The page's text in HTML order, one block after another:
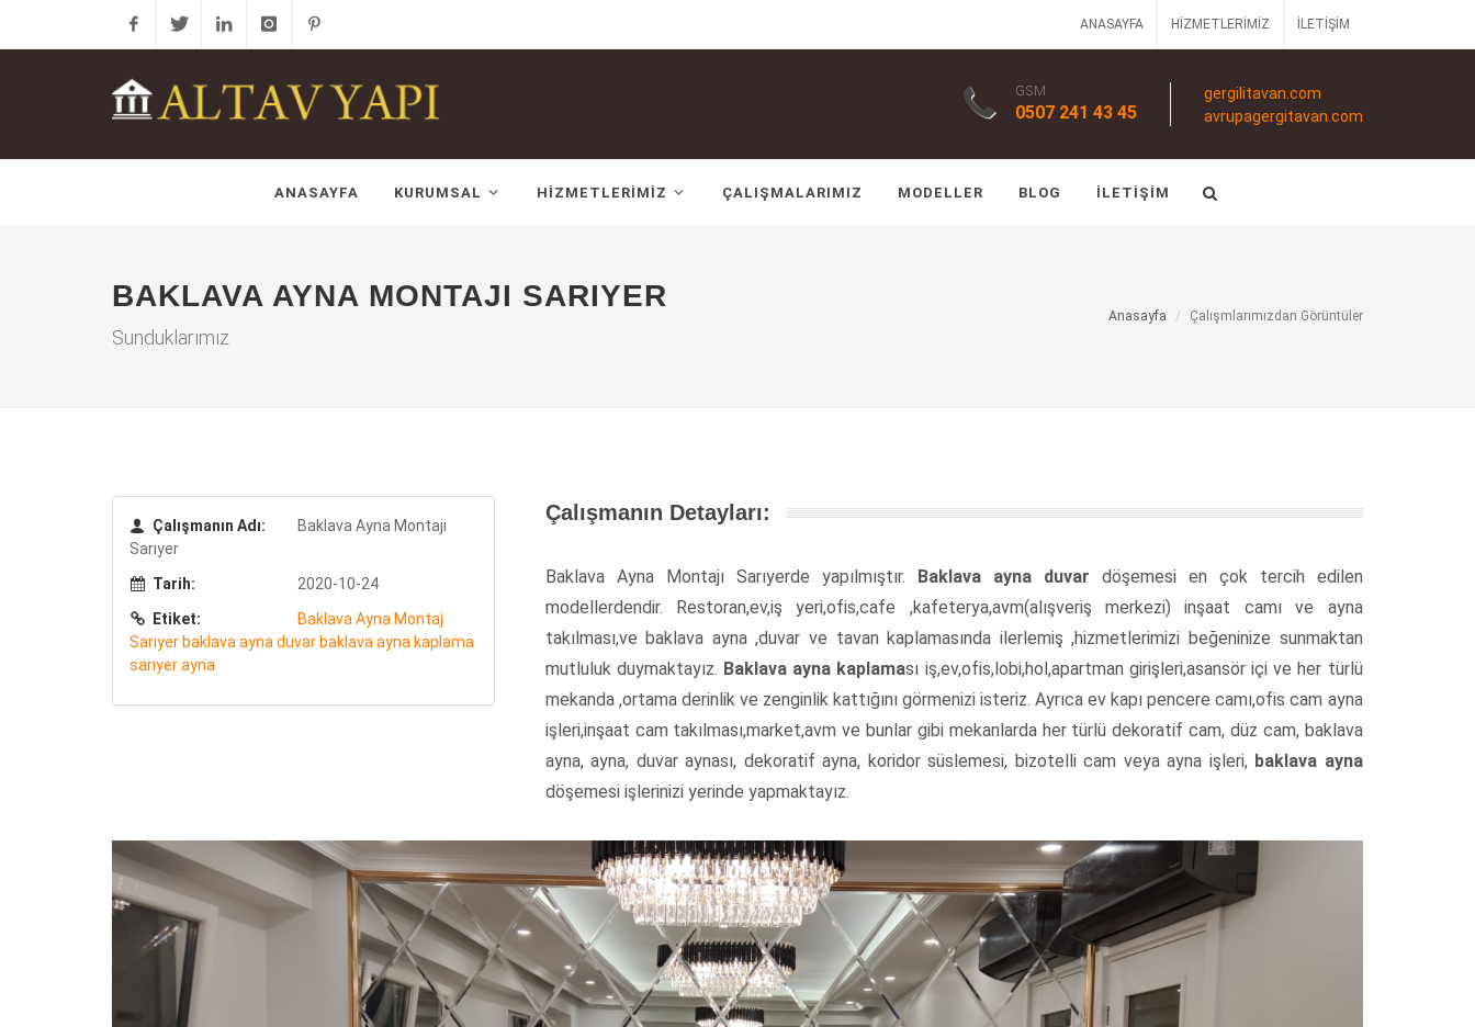
ANASAYFA HIZMETLERIMIZ İLETIŞIM
GSM
0507 241 43 45
gergilitavan.com
avrupagergitavan.com
ANASAYFA KURUMSAL HIZMETLERIMIZ ÇALIŞMALARIMIZ MODELLER BLOG İLETIŞIM
BAKLAVA AYNA MONTAJI SARIYER
Sunduklarımız
Anasayfa Çalışmlarımızdan Görüntüler
Çalışmanın Adı:
Baklava Ayna Montajı
Sarıyer
Tarih:
2020-10-24
Etiket:
Baklava Ayna Montaj
Sarıyer baklava ayna duvar baklava ayna kaplama
sarıyer ayna
Çalışmanın Detayları:
Baklava Ayna Montajı Sarıyerde yapılmıştır. Baklava ayna duvar döşemesi en çok tercih edilen
modellerdendir. Restoran,ev,iş yeri,ofis,cafe ,kafeterya,avm(alışveriş merkezi) inşaat camı ve ayna
takılması,ve baklava ayna ,duvar ve tavan kaplamasında ilerlemiş ,hizmetlerimizi beğeninize sunmaktan
mutluluk duymaktayız. Baklava ayna kaplaması iş,ev,ofis,lobi,hol,apartman girişleri,asansör içi ve her türlü
mekanda ,ortama derinlik ve zenginlik kattığını görmenizi isteriz. Ayrıca ev kapı pencere camı,ofis cam ayna
işleri,inşaat cam takılması,market,avm ve bunlar gibi mekanlarda her türlü dekoratif cam, düz cam, baklava
ayna, ayna, duvar aynası, dekoratif ayna, koridor süslemesi, bizotelli cam veya ayna işleri, baklava ayna
döşemesi işlerinizi yerinde yapmaktayız.